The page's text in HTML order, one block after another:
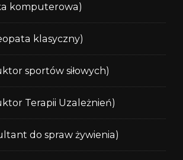
komputerowa)
klasyczny)
sportów siłowych)
Terapii Uzależnień)
do spraw żywienia)